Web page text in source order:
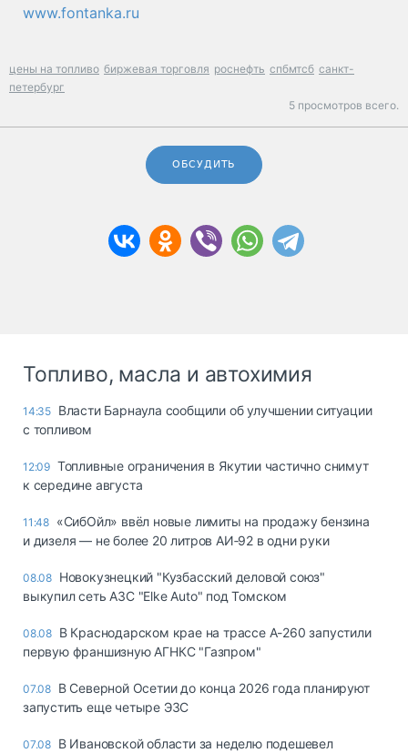
www.fontanka.ru
цены на топливо биржевая торговля роснефть спбмтсб санкт-
петербург
5 просмотров всего.
ОБСУДИТЬ
Топливо, масла и автохимия
14:35 Власти Барнаула сообщили об улучшении ситуации
с топливом
12:09 Топливные ограничения в Якутии частично снимут
к середине августа
11:48 «СибОйл» ввёл новые лимиты на продажу бензина
и дизеля — не более 20 литров АИ‑92 в одни руки
08.08 Новокузнецкий "Кузбасский деловой союз"
выкупил сеть АЗС "Elke Auto" под Томском
08.08 В Краснодарском крае на трассе А-260 запустили
первую франшизную АГНКС "Газпром"
07.08 В Северной Осетии до конца 2026 года планируют
запустить еще четыре ЭЗС
07.08 В Ивановской области за неделю подешевел